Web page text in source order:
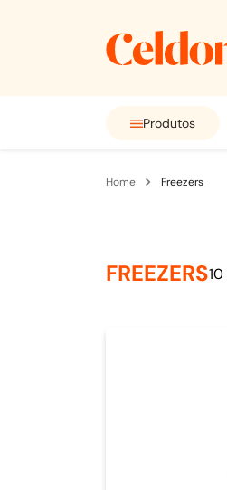
Produtos
freezers
FREEZERS10